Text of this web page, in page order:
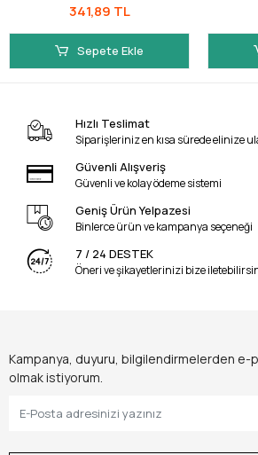
341,89 TL
Sepete Ekle
Hızlı Teslimat
Siparişleriniz en kısa sürede elinize
Güvenli Alışveriş
Güvenli ve kolay ödeme sistemi
Geniş Ürün Yelpazesi
Binlerce ürün ve kampanya seçeneği
7 / 24 DESTEK
Öneri ve şikayetlerinizi bize
Kampanya, duyuru, bilgilendirmelerden
olmak istiyorum.